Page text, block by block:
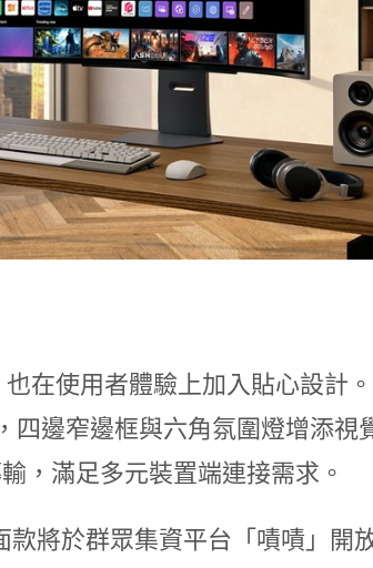
在使用者體驗上加入貼心設計
邊窄邊框與六角氛圍燈增添視
，滿足多元裝置端連接需求。
將於群眾集資平台「嘖嘖」開